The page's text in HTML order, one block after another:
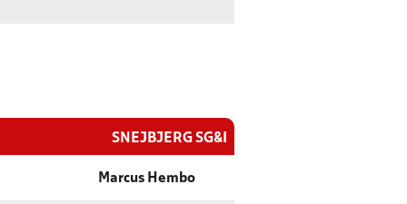
SNEJBJERG SG&I
Marcus Hembo